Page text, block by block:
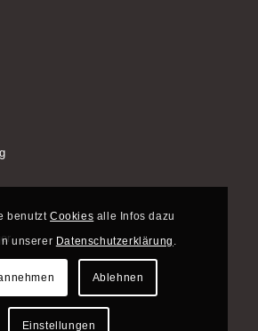
benutztCookies alle Infos dazu
unserer Datenschutzerklärung
Ablehnen
Einstellungen